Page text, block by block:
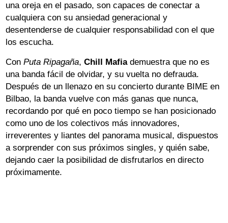
una oreja en el pasado, son capaces de conectar a
cualquiera con su ansiedad generacional y
desentenderse de cualquier responsabilidad con el que
los escucha.
ConPuta Ripagaña,Chill Mafiademuestra que no es
una banda fácil de olvidar, y su vuelta no defrauda.
Después de un llenazo en su concierto durante BIME en
Bilbao, la banda vuelve con más ganas que nunca,
recordando por qué en poco tiempo se han posicionado
como uno de los colectivos más innovadores,
irreverentes y liantes del panorama musical, dispuestos
a sorprender con sus próximos singles, y quién sabe,
dejando caer la posibilidad de disfrutarlos en directo
próximamente.